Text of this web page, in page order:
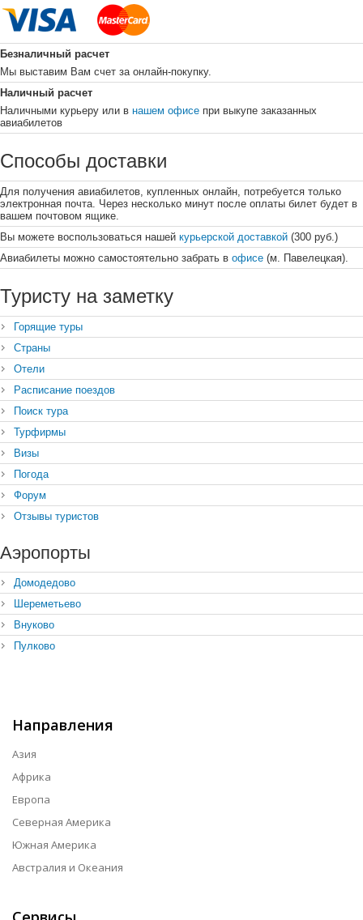
Безналичный расчет
Мы выставим Вам счет за онлайн-покупку.
Наличный расчет
Наличными курьеру или в нашем офисе при выкупе заказанных
авиабилетов
Способы доставки
Для получения авиабилетов, купленных онлайн, потребуется только
электронная почта. Через несколько минут после оплаты билет будет в
вашем почтовом ящике.
Вы можете воспользоваться нашей курьерской доставкой (300 руб.)
Авиабилеты можно самостоятельно забрать в офисе (м. Павелецкая).
Туристу на заметку
Горящие туры
Страны
Отели
Расписание поездов
Поиск тура
Турфирмы
Визы
Погода
Форум
Отзывы туристов
Аэропорты
Домодедово
Шереметьево
Внуково
Пулково
Направления
Азия
Африка
Европа
Северная Америка
Южная Америка
Австралия и Океания